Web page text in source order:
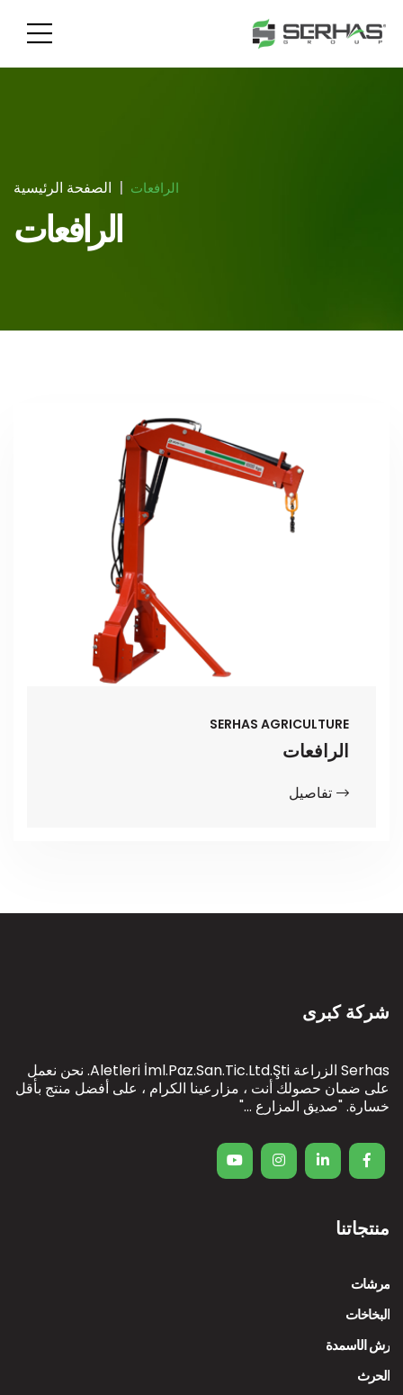
الصفحة الرئيسية الرافعات
الرافعات
SERHAS AGRICULTURE
الرافعات
تفاصيل
شركة كبرى
Serhas الزراعة Aletleri İml.Paz.San.Tic.Ltd.Şti. نحن نعمل
على ضمان حصولك أنت ، مزارعينا الكرام ، على أفضل منتج بأقل
خسارة. "صديق المزارع ..."
منتجاتنا
مرشات
البخاخات
رش الأسمدة
الحرث